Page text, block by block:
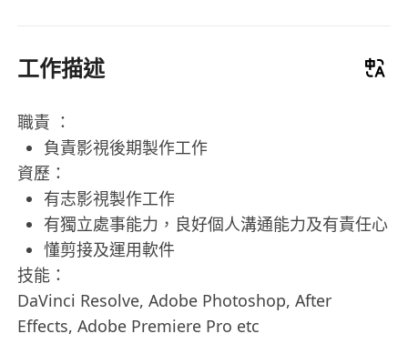
工作描述
職責 ：
負責影視後期製作工作
資歷：
有志影視製作工作
有獨立處事能力，良好個人溝通能力及有責任心
懂剪接及運用軟件
技能：
DaVinci Resolve, Adobe Photoshop, After
Effects, Adobe Premiere Pro etc